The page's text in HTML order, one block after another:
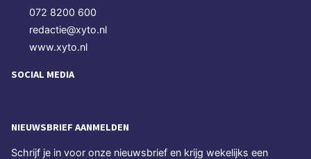
072 8200 600
redactie@xyto.nl
www.xyto.nl
SOCIAL MEDIA
NIEUWSBRIEF AANMELDEN
Schrijf je in voor onze nieuwsbrief en krijg wekelijks een